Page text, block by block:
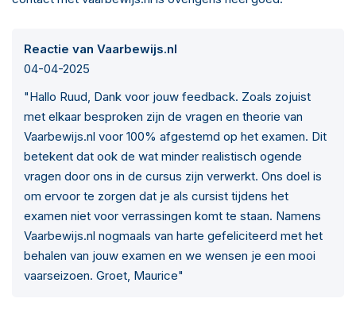
Reactie van Vaarbewijs.nl
04-04-2025
"Hallo Ruud, Dank voor jouw feedback. Zoals zojuist
met elkaar besproken zijn de vragen en theorie van
Vaarbewijs.nl voor 100% afgestemd op het examen. Dit
betekent dat ook de wat minder realistisch ogende
vragen door ons in de cursus zijn verwerkt. Ons doel is
om ervoor te zorgen dat je als cursist tijdens het
examen niet voor verrassingen komt te staan. Namens
Vaarbewijs.nl nogmaals van harte gefeliciteerd met het
behalen van jouw examen en we wensen je een mooi
vaarseizoen. Groet, Maurice"